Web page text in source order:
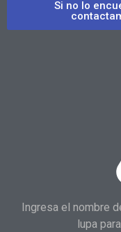
Si no lo
Ingresa el nombre
lupa